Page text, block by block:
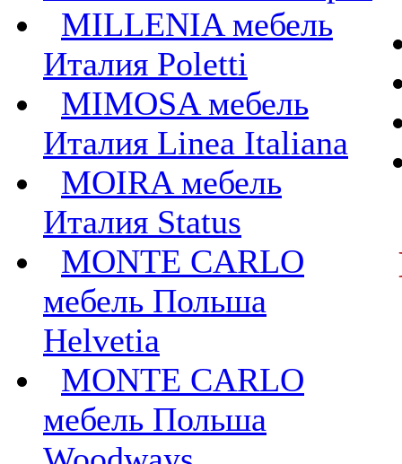
MILLENIA мебель
Италия Poletti
MIMOSA мебель
Италия Linea Italiana
MOIRA мебель
Италия Status
MONTE CARLO
мебель Польша
Helvetia
MONTE CARLO
мебель Польша